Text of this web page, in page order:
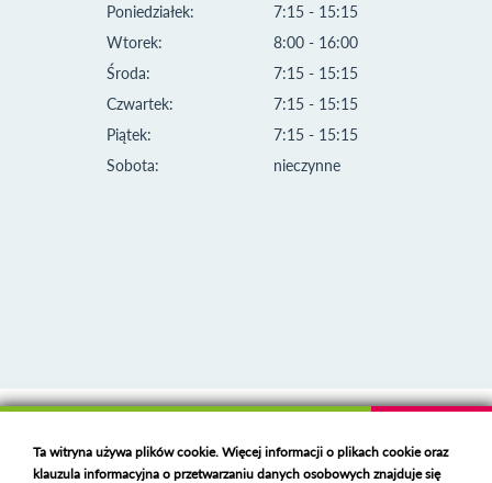
Poniedziałek:
Wtorek:
Środa:
Czwartek:
Piątek:
Sobota:
7:15 - 15:15
8:00 - 16:00
7:15 - 15:15
7:15 - 15:15
7:15 - 15:15
nieczynne
Deklaracja dostępności
Ta witryna używa plików cookie. Więcej informacji o plikach cookie oraz
klauzula informacyjna o przetwarzaniu danych osobowych znajduje się